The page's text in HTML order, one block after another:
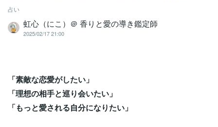
占い
虹心（にこ）＠ 香りと愛の導き鑑定師
2025/02/17 21:00
「素敵な恋愛がしたい」
「理想の相手と巡り会いたい」
「もっと愛される自分になりたい」